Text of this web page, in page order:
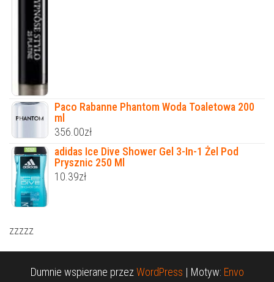
Paco Rabanne Phantom Woda Toaletowa 200
ml
356.00zł
adidas Ice Dive Shower Gel 3-In-1 Żel Pod
Prysznic 250 Ml
10.39zł
zzzzz
Dumnie wspierane przezWordPress | Motyw: Envo